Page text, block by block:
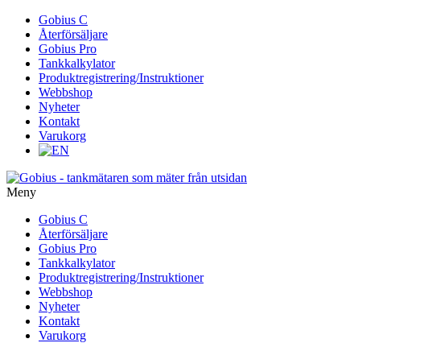
vidare
innehåll
Gobius C
Återförsäljare
Gobius Pro
Tankkalkylator
Produktregistrering/Instruktioner
Webbshop
Nyheter
Kontakt
Varukorg
Meny
vidare
innehåll
Gobius C
Återförsäljare
Gobius Pro
Tankkalkylator
Produktregistrering/Instruktioner
Webbshop
Nyheter
Kontakt
Varukorg